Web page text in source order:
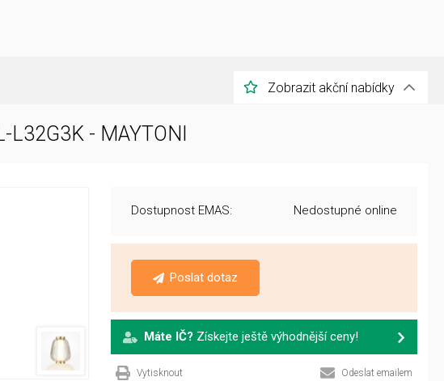
Zobrazit akční nabídky
- MAYTONI
Dostupnost EMAS: Nedostupné online
Poslat dotaz
Máte IČ? Získejte ještě výhodnější ceny!
Vytisknout Odeslat emailem